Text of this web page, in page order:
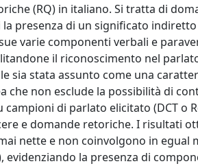
(RQ) in italiano. Si tratta di
presenza di un significato indiretto
varie componenti verbali e
il riconoscimento nel
sia stata assunto come una
che non esclude la possibilità di
di parlato elicitato (DCT o
e domande retoriche. I risultati
nette e non coinvolgono in egual
la presenza di